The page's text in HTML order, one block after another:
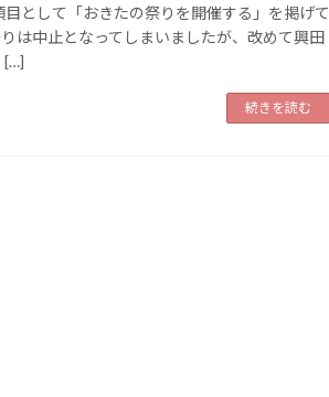
として「おきたの祭りを開催する」を掲げて
は中止となってしまいましたが、改めて興田
[…]
続きを読む